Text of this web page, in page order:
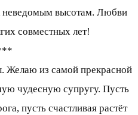
неведомым высотам. Любви
совместных лет!
Желаю из самой прекрасной
чудесную супругу. Пусть
пусть счастливая растёт